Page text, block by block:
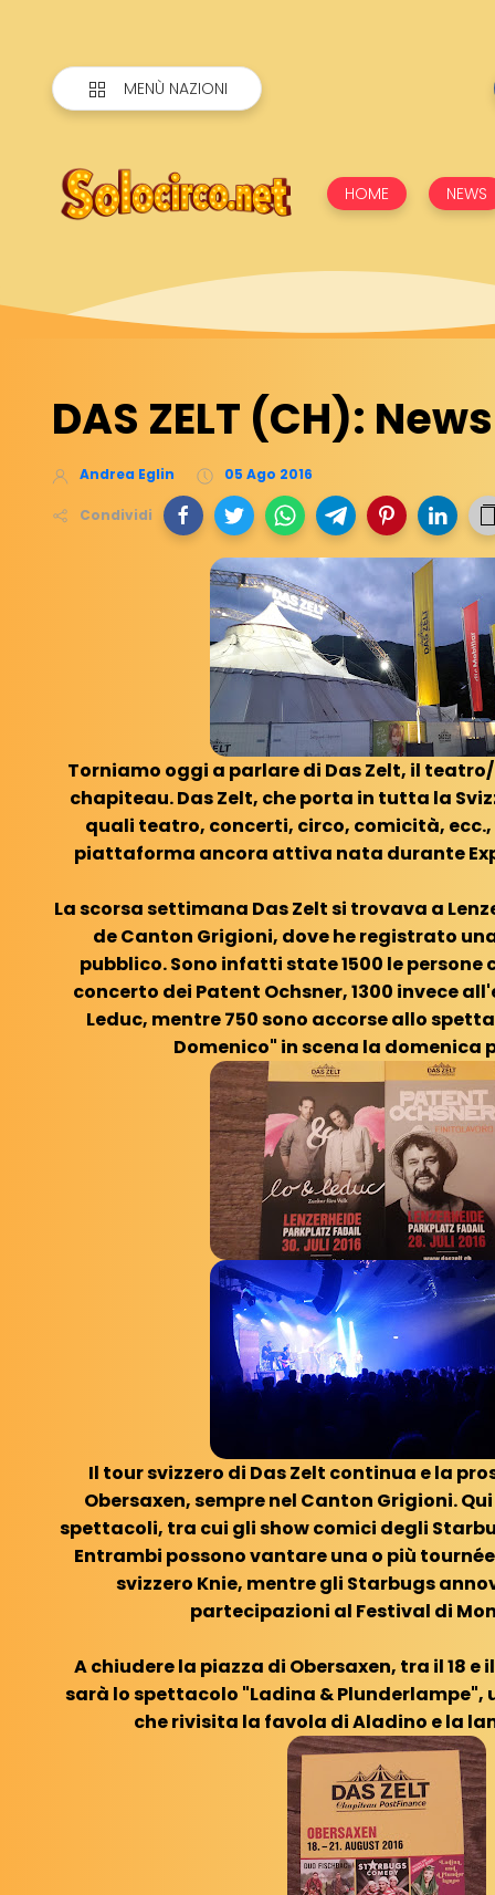
MENÙ NAZIONI
HOME NEWS
DAS ZELT (CH): News
Andrea Eglin 05 Ago 2016
Condividi
Torniamo oggi a parlare di Das Zelt, il
chapiteau. Das Zelt, che porta in tutta la
quali teatro, concerti, circo, comicità,
piattaforma ancora attiva nata durante
La scorsa settimana Das Zelt si trovava a
de Canton Grigioni, dove he registrato
pubblico. Sono infatti state 1500 le persone
concerto dei Patent Ochsner, 1300 invece
Leduc, mentre 750 sono accorse allo
Domenico" in scena la domenica
Il tour svizzero di Das Zelt continua e la
Obersaxen, sempre nel Canton Grigioni.
spettacoli, tra cui gli show comici degli
Entrambi possono vantare una o più
svizzero Knie, mentre gli Starbugs
partecipazioni al Festival di
A chiudere la piazza di Obersaxen, tra il 18 e
sarà lo spettacolo "Ladina & Plunderlampe",
che rivisita la favola di Aladino e la